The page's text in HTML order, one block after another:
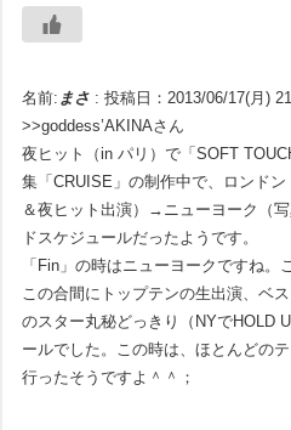
名前: まさ : 投稿日：2013/06/17(月)
>>goddess’AKINAさん
夜ヒット（in パリ）で「SOFT
集「CRUISE」の制作中で、ロンド
＆夜ヒット出演）→ニューヨーク（
ドスケジュールだったようです。
「Fin」の時はニューヨークですね。
この合間にトップテンの生出演、ベ
のスター丸秘どっきり（NYでHOLD
ールでした。この時は、ほとんどの
行ったそうですよ＾＾；